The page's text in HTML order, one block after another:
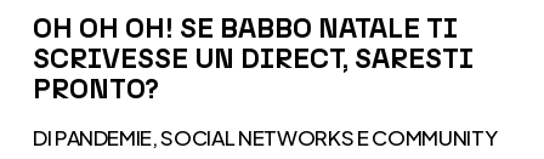
OH!
SE
BABBO
OH OH OH! SE BABBO NATALE TI
SCRIVESSE UN DIRECT, SARESTI
PRONTO?
DI PANDEMIE, SOCIAL NETWORKS E COMMUNITY